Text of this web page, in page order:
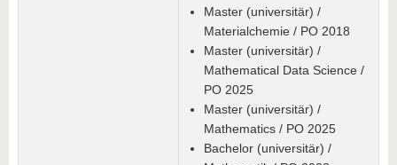
Master (universitär) /
Materialchemie / PO 2018
Master (universitär) /
Mathematical Data Science /
PO 2025
Master (universitär) /
Mathematics / PO 2025
Bachelor (universitär) /